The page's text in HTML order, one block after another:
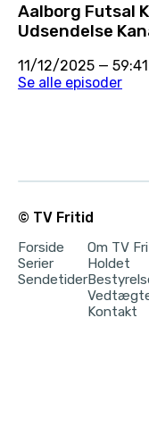
Aalborg Futsal
Udsendelse
11/12/2025 — 59:41
Se alle episoder
© TV Fritid
Forside
Serier
Sendetider
Om TV
Holdet
Kontakt